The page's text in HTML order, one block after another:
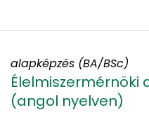
Élelmiszermérnöki
(angol nyelven)
alapképzés (BA/BSc)